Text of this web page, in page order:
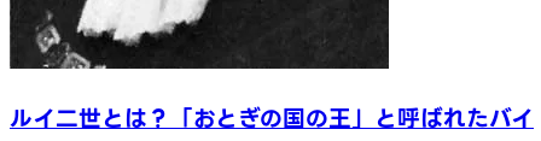
ルイ二世とは？「おとぎの国の王」と呼ばれたバイ